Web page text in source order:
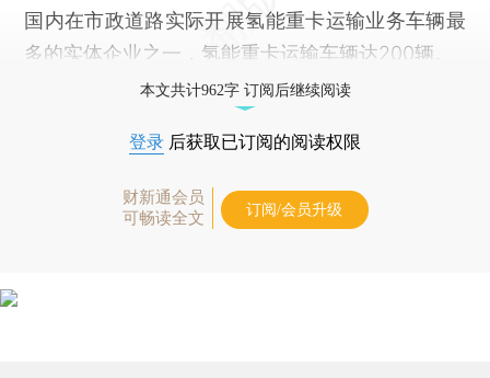
国内在市政道路实际开展氢能重卡运输业务车辆最
多的实体企业之一，氢能重卡运输车辆达200辆。
本文共计962字 订阅后继续阅读
登录 后获取已订阅的阅读权限
财新通会员
可畅读全文
订阅/会员升级